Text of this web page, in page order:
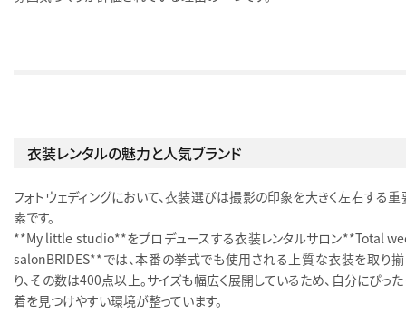
衣装レンタルの魅力と人気ブランド
フォトウェディングにおいて、衣装選びは撮影の印象を大きく左右する
素です。
**My little studio**をプロデュースする衣装レンタルサロン**Total
salonBRIDES**では、本番の挙式でも使用される上質な衣装を取り揃
り、その数は400点以上。サイズも幅広く展開しているため、自分にぴっ
着を見つけやすい環境が整っています。